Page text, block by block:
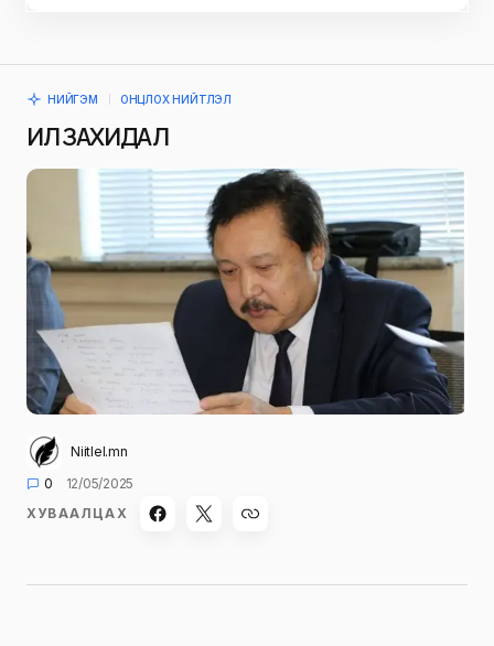
НИЙГЭМ ОНЦЛОХ НИЙТЛЭЛ
ИЛ ЗАХИДАЛ
Niitlel.mn
0
12/05/2025
ХУВААЛЦАХ